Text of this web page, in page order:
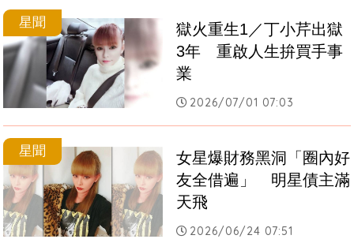
星聞
獄火重生1／丁小芹出獄
3年　重啟人生拚買手事
業
2026/07/01 07:03
星聞
女星爆財務黑洞「圈內好
友全借遍」　明星債主滿
天飛
2026/06/24 07:51